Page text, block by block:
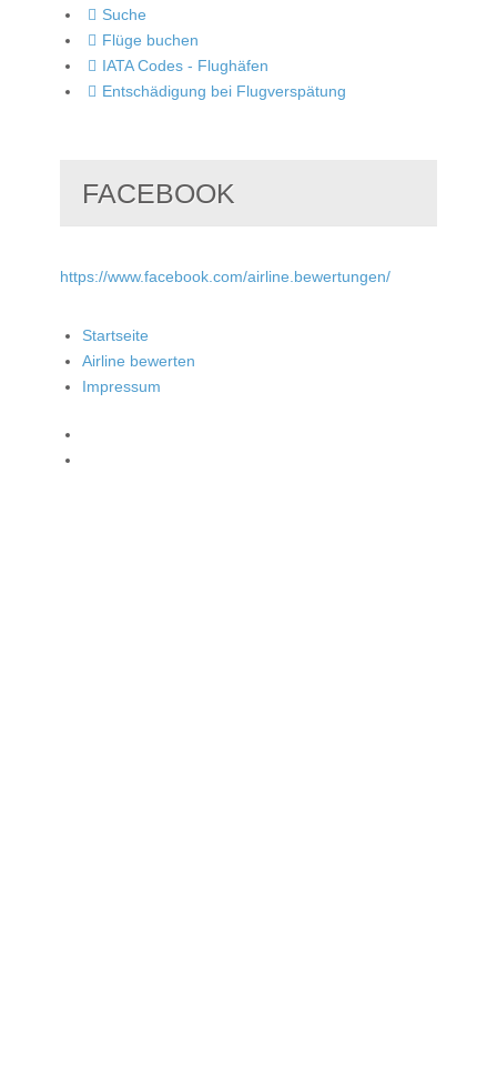
Suche
Flüge buchen
IATA Codes - Flughäfen
Entschädigung bei Flugverspätung
FACEBOOK
https://www.facebook.com/airline.bewertungen/
Startseite
Airline bewerten
Impressum